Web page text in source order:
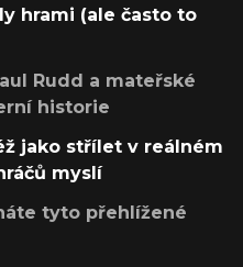
hrami (ale často to
Rudd a mateřské
historie
jako střílet v reálném
myslí
tyto přehlížené